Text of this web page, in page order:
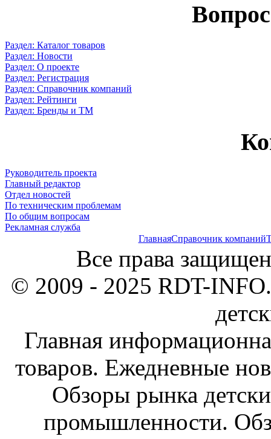
Раздел: Каталог товаров
Раздел: Новости
Раздел: О проекте
Раздел: Регистрация
Раздел: Справочник компаний
Раздел: Рейтинги
Раздел: Бренды и ТМ
Руководитель проекта
Главный редактор
Отдел новостей
По техническим проблемам
По общим вопросам
Рекламная служба
ГлавнаяСправочник компаний
Все права
© 2009 - 2025 RDT-
Главная
товаров. Ежедневные
Обзоры рынка
промышленности.